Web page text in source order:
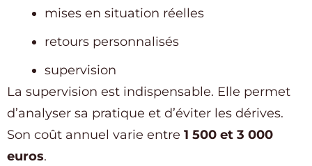
mises en situation réelles
retours personnalisés
supervision
La supervision est indispensable. Elle permet
d’analyser sa pratique et d’éviter les dérives.
Son coût annuel varie entre 1 500 et 3 000
euros.